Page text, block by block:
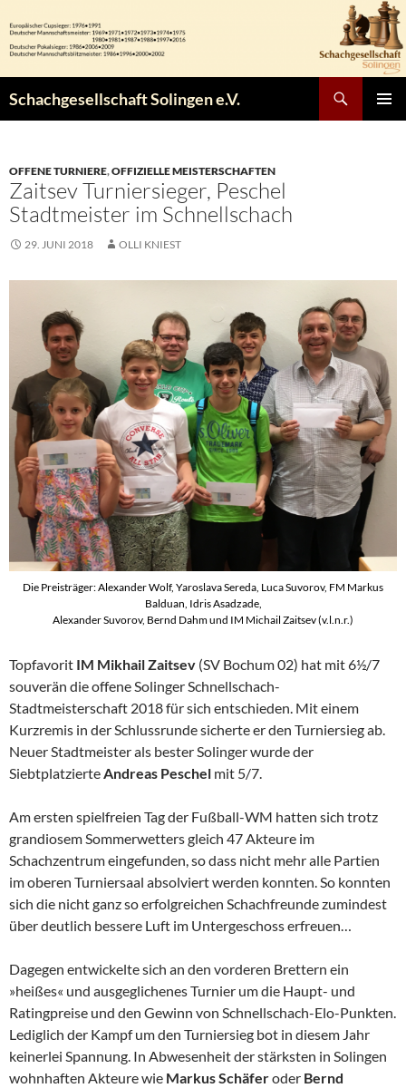
Inhalt
springen
Schachgesellschaft Solingen e.V.
OFFENE TURNIERE,OFFIZIELLE MEISTERSCHAFTEN
Zaitsev Turniersieger, Peschel
Stadtmeister im Schnellschach
29. JUNI 2018 OLLI KNIEST
Die Preisträger: Alexander Wolf, Yaroslava Sereda, Luca Suvorov, FM Markus
Balduan, Idris Asadzade,
Alexander Suvorov, Bernd Dahm und IM Michail Zaitsev (v.l.n.r.)
Topfavorit IM Mikhail Zaitsev (SV Bochum 02) hat mit 6½/7
souverän die offene Solinger Schnellschach-
Stadtmeisterschaft 2018 für sich entschieden. Mit einem
Kurzremis in der Schlussrunde sicherte er den Turniersieg ab.
Neuer Stadtmeister als bester Solinger wurde der
SiebtplatzierteAndreas Peschel mit 5/7.
Am ersten spielfreien Tag der Fußball-WM hatten sich trotz
grandiosem Sommerwetters gleich 47 Akteure im
Schachzentrum eingefunden, so dass nicht mehr alle Partien
im oberen Turniersaal absolviert werden konnten. So konnten
sich die nicht ganz so erfolgreichen Schachfreunde zumindest
über deutlich bessere Luft im Untergeschoss erfreuen…
Dagegen entwickelte sich an den vorderen Brettern ein
»heißes« und ausgeglichenes Turnier um die Haupt- und
Ratingpreise und den Gewinn von Schnellschach-Elo-Punkten.
Lediglich der Kampf um den Turniersieg bot in diesem Jahr
keinerlei Spannung. In Abwesenheit der stärksten in Solingen
wohnhaften Akteure wie Markus Schäferoder Bernd